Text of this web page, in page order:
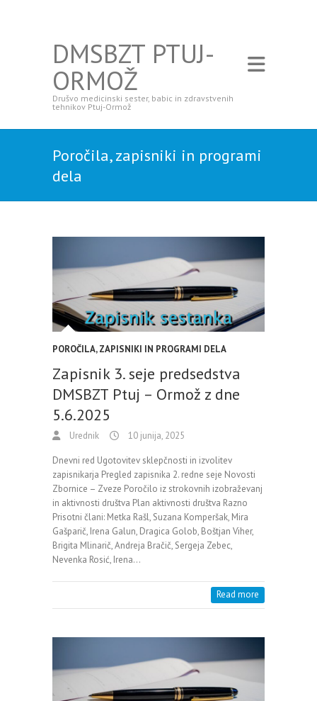
DMSBZT PTUJ-
ORMOŽ
Drušvo medicinski sester, babic in zdravstvenih
tehnikov Ptuj-Ormož
Poročila, zapisniki in programi
dela
POROČILA, ZAPISNIKI IN PROGRAMI DELA
Zapisnik 3. seje predsedstva
DMSBZT Ptuj – Ormož z dne
5.6.2025
Urednik 10 junija, 2025
Dnevni red Ugotovitev sklepčnosti in izvolitev
zapisnikarja Pregled zapisnika 2. redne seje Novosti
Zbornice – Zveze Poročilo iz strokovnih izobraževanj
in aktivnosti društva Plan aktivnosti društva Razno
Prisotni člani: Metka Rašl, Suzana Komperšak, Mira
Gašparič, Irena Galun, Dragica Golob, Boštjan Viher,
Brigita Mlinarič, Andreja Bračič, Sergeja Zebec,
Nevenka Rosić, Irena…
Read more